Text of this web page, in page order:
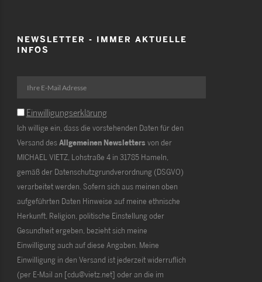
NEWSLETTER - IMMER AKTUELLE
INFOS
Einwilligungserklärung
Ich willige ein, dass die vorstehenden Daten für den
Versand desAllgemeinen Newsletters von der
MICHAEL VIETZ, Lohstraße 4 in 31785 Hameln,
gemäß der Datenschutzgrundverordnung (DSGVO)
verarbeitet werden. Sofern sich aus meinen oben
aufgeführten Daten Hinweise auf meine ethnische
Herkunft, Religion, politische Einstellung oder
Gesundheit ergeben, bezieht sich meine
Einwilligung auch auf diese Angaben. Meine
Einwilligung in den Versand ist jederzeit widerruflich
(per E-Mail an [cdu@vietz.net] oder an die im